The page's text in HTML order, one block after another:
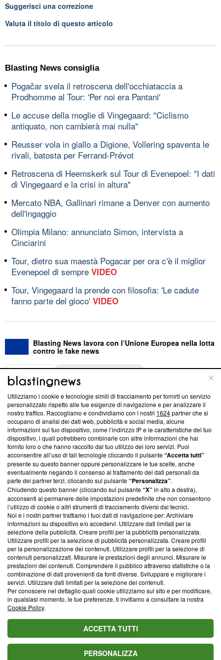
Suggerisci una correzione
Valuta il titolo di questo articolo
Blasting News consiglia
Pogačar svela il retroscena dell'occhiataccia a
Prodhomme al Tour: 'Per noi era Pantani'
Le accuse della moglie di Vingegaard: "Ciclismo
antiquato, non cambierà mai nulla"
Reusser vola in giallo a Digione, Vollering spaventa le
rivali, batosta per Ferrand-Prévot
Retroscena di Heemskerk sul Tour di Evenepoel: "I dati
di Vingegaard e la crisi in altura"
Mercato NBA, Gallinari rimane a Denver con aumento
dell'ingaggio
Olimpia Milano: annunciato Simon, intervista a
Cinciarini
Tour, dietro sua maestà Pogacar per ora c'è il miglior
Evenepoel di sempre VIDEO
Tour, Vingegaard la prende con filosofia: 'Le cadute
fanno parte del gioco' VIDEO
Blasting News lavora con l’Unione Europea nella lotta
contro le fake news
ABOUT
Questa sezione offre informazioni trasparenti su Blasting
News, sui nostri processi editoriali e su come ci impegniamo a
creare news di qualità. Inoltre, afferma la nostra aderenza a
‘Trust Project - News with Integrity’Blasting News non è
ancora membro del programma, ma ha richiesto di farne
parte; Trust Project non ha ancora effettuato una verifica di
conformità agli standard.
Su di noi
Team editoriale
Corporate
Redazione
Informativa Privacy
Cookie Policy
Blasting SA, IDI CHE-247.845.224, Via Carlo Frasca, 3 - 6900
Lugano (Svizzera) Tel:+39 0690258937
© 2026 Blasting News
Utilizziamo i cookie e tecnologie simili di tracciamento per fornirti un servizio
personalizzato rispetto alle tue esigenze di navigazione e per analizzare il
nostro traffico. Raccogliamo e condividiamo con i nostri 1624partner che si
occupano di analisi dei dati web, pubblicità e social media, alcune
informazioni sul tuo dispositivo, come l’indirizzo IP e le caratteristiche del tuo
dispositivo, i quali potrebbero combinarle con altre informazioni che hai
fornito loro o che hanno raccolto dal tuo utilizzo dei loro servizi. Puoi
acconsentire all’uso di tali tecnologie cliccando il pulsante“Accetta tutti”
presente su questo banner oppure personalizzare le tue scelte, anche
eventualmente negando il consenso al trattamento dei dati personali da
parte dei partner terzi, cliccando sul pulsante“Personalizza”.
Chiudendo questo banner (cliccando sul pulsante“X”in alto a destra),
acconsenti al permanere delle impostazioni predefinite che non consentono
l’utilizzo di cookie o altri strumenti di tracciamento diversi dai tecnici.
Noi e i nostri partner trattiamo i tuoi dati di navigazione per: Archiviare
informazioni su dispositivo e/o accedervi. Utilizzare dati limitati per la
selezione della pubblicità. Creare profili per la pubblicità personalizzata.
Utilizzare profili per la selezione di pubblicità personalizzata. Creare profili
per la personalizzazione dei contenuti. Utilizzare profili per la selezione di
contenuti personalizzati. Misurare le prestazioni degli annunci. Misurare le
prestazioni dei contenuti. Comprendere il pubblico attraverso statistiche o la
combinazione di dati provenienti da fonti diverse. Sviluppare e migliorare i
servizi. Utilizzare dati limitati per la selezione dei contenuti.
Per conoscere nel dettaglio quali cookie utilizziamo sul sito e per modificare,
in qualsiasi momento, le tue preferenze, ti invitiamo a consultare la nostra
Cookie Policy.
ACCETTA TUTTI
PERSONALIZZA